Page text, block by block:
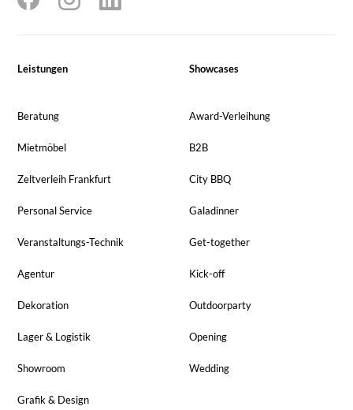
Leistungen
Beratung
Mietmöbel
Zeltverleih Frankfurt
Personal Service
Veranstaltungs-Technik
Agentur
Dekoration
Lager & Logistik
Showroom
Grafik & Design
Showcases
Award-Verleihung
B2B
City BBQ
Galadinner
Get-together
Kick-off
Outdoorparty
Opening
Wedding